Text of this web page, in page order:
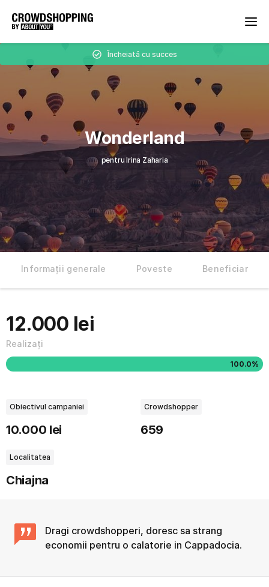
Încheiată cu succes
Wonderland
pentru Irina Zaharia
Informații generale Poveste Beneficiar
12.000 lei
Realizați
100.0%
Obiectivul campaniei
10.000 lei
Crowdshopper
659
Localitatea
Chiajna
Dragi crowdshopperi, doresc sa strang
economii pentru o calatorie in Cappadocia.